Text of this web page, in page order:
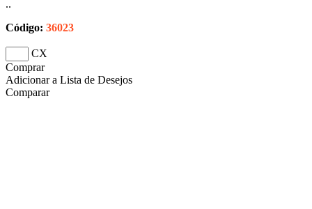
..
Código: 36023
CX
Comprar
Adicionar a Lista de Desejos
Comparar